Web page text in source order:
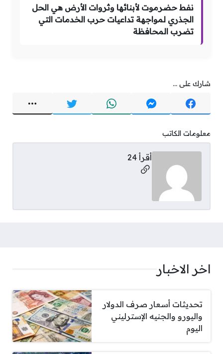
نفط حضرموت لأبنائها وثروات الأرض هي الحل
الجذري لمواجهة تداعيات حرب الخدمات التي
تضرب المحافظة
شارك على ...
معلومات الكاتب
أقرأ 24
مواقع التواصل
اخر الاخبار
تحديثات أسعار صرف الدولار
واليورو والجنيه الإسترليني
اليوم